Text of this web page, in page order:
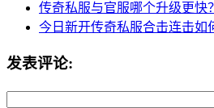
传奇私服与官服哪个升级更快
今日新开传奇私服合击连击如
发表评论: